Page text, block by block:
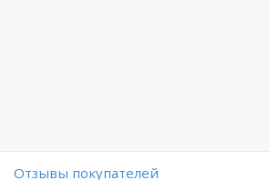
Отзывы покупателей